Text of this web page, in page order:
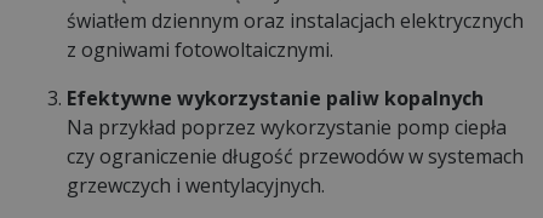
światłem dziennym oraz instalacjach elektrycznych
z ogniwami fotowoltaicznymi.
Efektywne wykorzystanie paliw kopalnych
Na przykład poprzez wykorzystanie pomp ciepła
czy ograniczenie długość przewodów w systemach
grzewczych i wentylacyjnych.